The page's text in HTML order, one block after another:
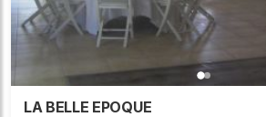
LA BELLE EPOQUE